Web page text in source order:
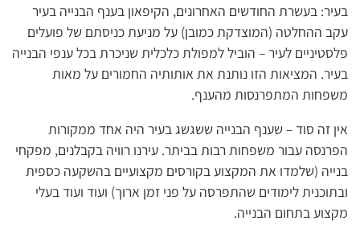
בעיר: בעשרת החודשים האחרונים, הקיפאון בענף הבנייה בעיר
עקב ההחלטה (המוצדקת כמובן) על מניעת כניסתם של פועלים
פלסטיניים לעיר – הוביל למפולת כלכלית שניכרת בכל ענפי הבנייה
בעיר. המציאות הזו נותנת את אותותיה החמורים על מאות
משפחות המתפרנסות מהענף.
אין זה סוד – שענף הבנייה ששגשג בעיר היה אחד ממקורות
הפרנסה עבור משפחות רבות בביתר. עירנו רוויה בקבלנים, מפקחי
בנייה (שלמדו את המקצוע בקורסים מקצועיים בהשקעה כספית
ובתוכנית לימודים שהתפרסה על פני זמן ארוך) ועוד ועוד בעלי
מקצוע בתחום הבנייה.